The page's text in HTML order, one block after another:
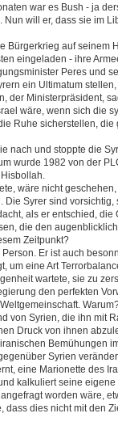
war es Bush - ja
will er, dass sie im
Bürgerkrieg auf seinem
eingeladen - ihre
Peres und
ein Ultimatum
der Ministerpräsident,
wäre, wenn sich die
Ruhe sicherstellen,
nach und stoppte die
wurde 1982 von der
wäre nicht
Die Syrer sind
als er entschied,
die den
Zeitpunkt?
Er ist auch
um eine Art
wartete, sie zu
den perfekten
von Syrien, die ihn mit
Druck von ihnen
Bemühungen
Syrien
eine Marionette des
kalkuliert seine eigene
worden wäre,
dass dies nicht mit den